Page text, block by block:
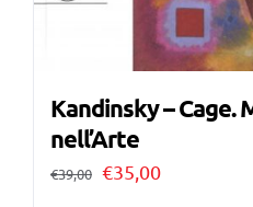
Kandinsky – Cage.
nell’Arte
€39,00 Il
€35,00Il